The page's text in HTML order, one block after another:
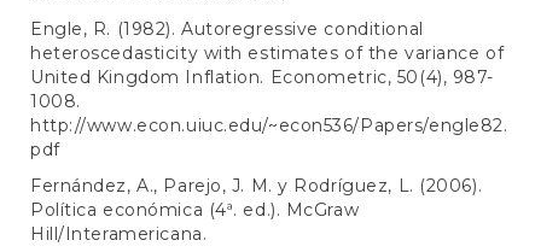
Engle, R. (1982). Autoregressive conditional
heteroscedasticity with estimates of the variance of
United Kingdom Inflation. Econometric, 50(4), 987-
1008.
http://www.econ.uiuc.edu/~econ536/Papers/engle82.
pdf
Fernández, A., Parejo, J. M. y Rodríguez, L. (2006).
Política económica (4ª. ed.). McGraw
Hill/Interamericana.